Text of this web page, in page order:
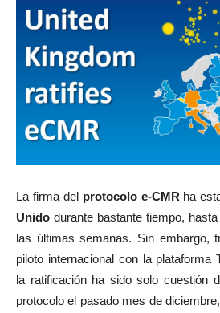
La firma del protocolo e-CMR ha
Unido durante bastante tiempo,
las últimas semanas. Sin embargo,
piloto internacional con la plataforma
la ratificación ha sido solo cuestión
protocolo el pasado mes de